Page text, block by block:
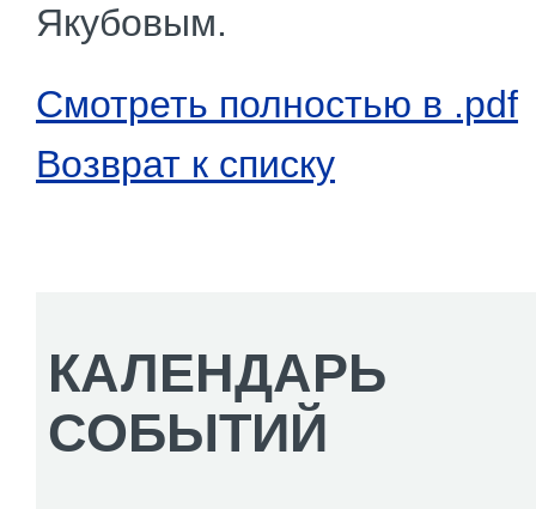
Якубовым.
Смотреть полностью в .pdf
Возврат к списку
КАЛЕНДАРЬ
СОБЫТИЙ